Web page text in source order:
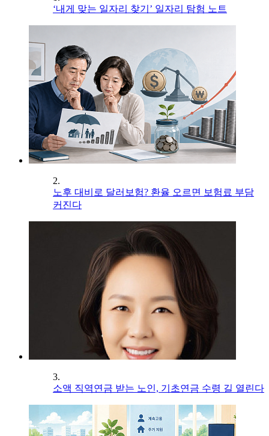
‘내게 맞는 일자리 찾기’ 일자리 탐험 노트
2.
노후 대비로 달러보험? 환율 오르면 보험료 부담
커진다
3.
소액 직역연금 받는 노인, 기초연금 수령 길 열린다